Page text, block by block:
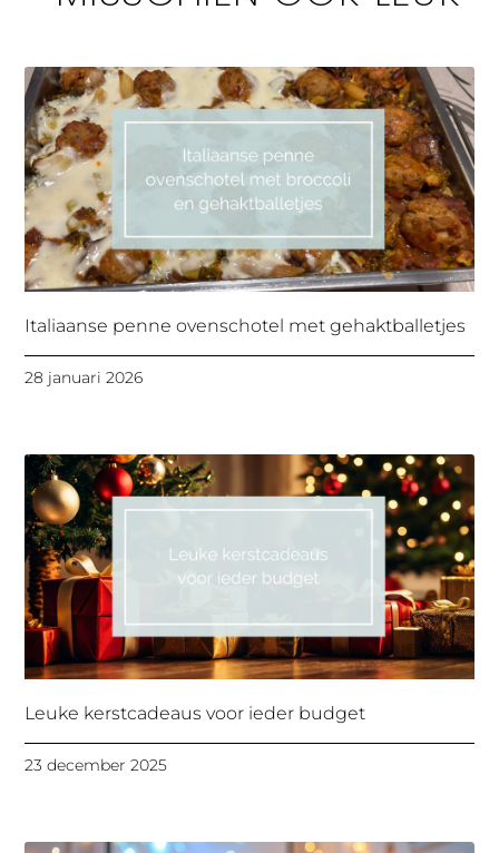
Italiaanse penne ovenschotel met gehaktballetjes
28 januari 2026
Leuke kerstcadeaus voor ieder budget
23 december 2025